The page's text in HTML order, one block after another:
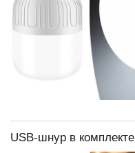
USB-шнур в комплекте